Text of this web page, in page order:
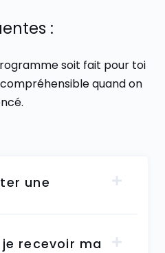
:
soit fait pour toi
quand on
une
recevoir ma